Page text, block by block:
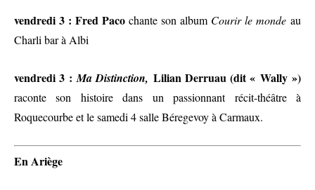
vendredi 3 : Fred Paco chante son album Courir le monde au
Charli bar à Albi
vendredi 3 : Ma Distinction, Lilian Derruau (dit« Wally »)
raconte son histoiredans unpassionnant récit-théâtreà
Roquecourbe et le samedi 4salle Béregevoy à Carmaux.
En Ariège